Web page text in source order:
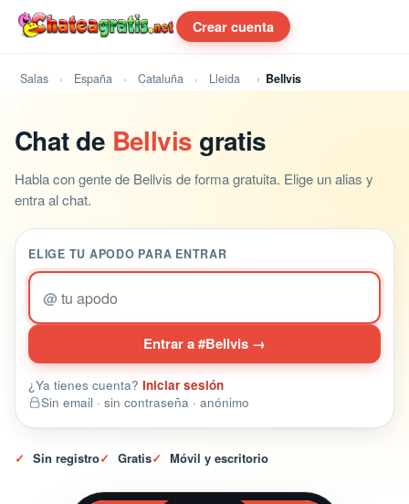
Crear cuenta
Salas España Cataluña Lleida Bellvis
Chat de Bellvis gratis
Habla con gente de Bellvis de forma gratuita. Elige un alias y
entra al chat.
ELIGE TU APODO PARA ENTRAR
@
Entrar a #Bellvis →
¿Ya tienes cuenta? Iniciar sesión
Sin email · sin contraseña · anónimo
✓ Sin registro✓ Gratis✓ Móvil y escritorio